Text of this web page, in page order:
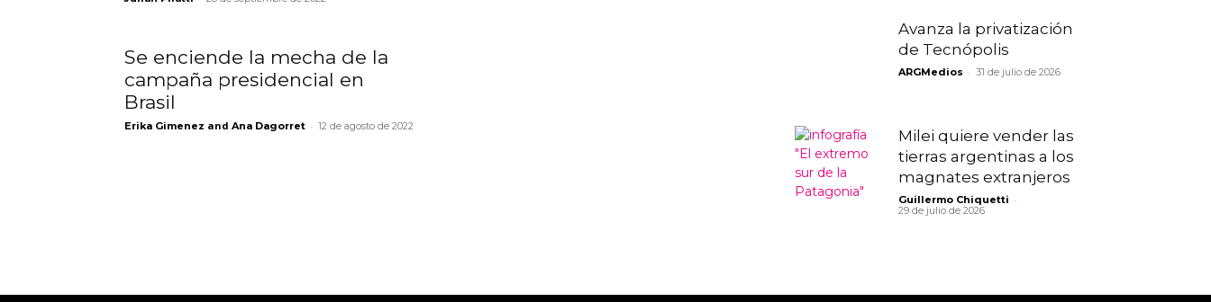
Se enciende la mecha de la
campaña presidencial en
Brasil
Erika Gimenez and Ana Dagorret - 12 de agosto de 2022
Avanza la privatización
de Tecnópolis
ARGMedios - 31 de julio de 2026
Milei quiere vender las
tierras argentinas a los
magnates extranjeros
Guillermo Chiquetti -
29 de julio de 2026